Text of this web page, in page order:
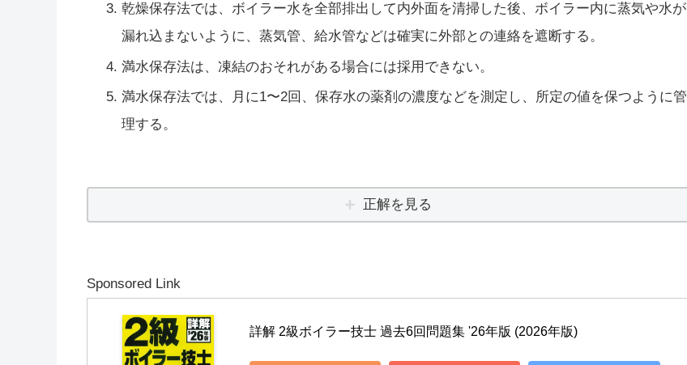
乾燥保存法では、ボイラー水を全部排出して内外面を清掃した後、ボイラー内に蒸気や水が
漏れ込まないように、蒸気管、給水管などは確実に外部との連絡を遮断する。
満水保存法は、凍結のおそれがある場合には採用できない。
満水保存法では、月に1〜2回、保存水の薬剤の濃度などを測定し、所定の値を保つように管
理する。
正解を見る
Sponsored Link
詳解 2級ボイラー技士 過去6回問題集 '26年版 (2026年版)